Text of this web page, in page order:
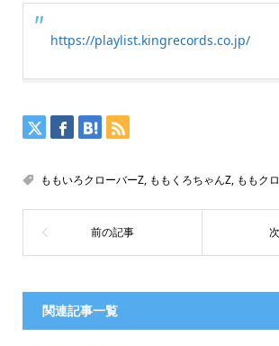
https://playlist.kingrecords.co.jp/
ももいろクローバーZ, ももくろちゃんZ, ももクロ
関連記事一覧